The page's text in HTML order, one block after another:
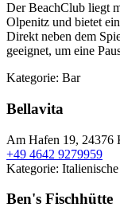
Der BeachClub liegt
Olpenitz und bietet
Direkt neben dem
geeignet, um eine
Kategorie: Bar
Bellavita
Am Hafen 19, 24376
+49 4642 9279959
Kategorie:
Ben's Fischhütte